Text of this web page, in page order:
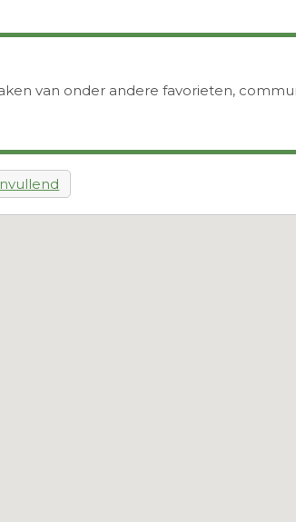
van onder andere favorieten,